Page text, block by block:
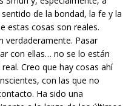
de la bondad, la fe y la
estas cosas son reales.
verdaderamente. Pasar
con ellas… no se lo están
Creo que hay cosas ahí
con las que no
Ha sido una